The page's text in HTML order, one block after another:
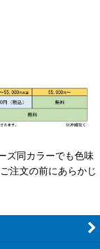
ズ同カラーでも色味
注文の前にあらかじ